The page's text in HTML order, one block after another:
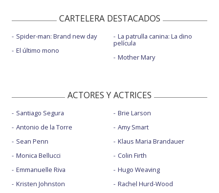
CARTELERA DESTACADOS
Spider-man: Brand new day
El último mono
La patrulla canina: La dino
película
Mother Mary
ACTORES Y ACTRICES
Santiago Segura
Antonio de la Torre
Sean Penn
Monica Bellucci
Emmanuelle Riva
Kristen Johnston
Brie Larson
Amy Smart
Klaus Maria Brandauer
Colin Firth
Hugo Weaving
Rachel Hurd-Wood